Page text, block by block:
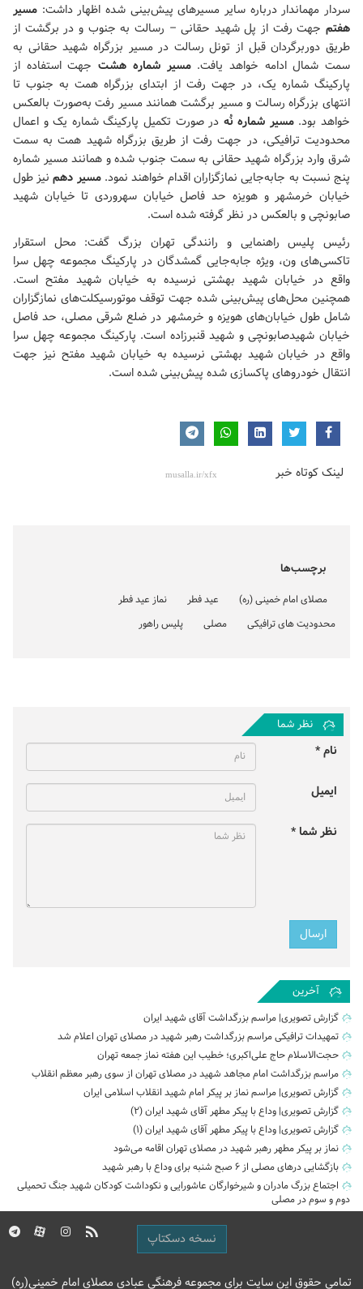
سردار مهماندار درباره سایر مسیرهای پیش‌بینی شده اظهار داشت: مسیر
هفتم جهت رفت از پل شهید حقانی – رسالت به جنوب و در برگشت از
طریق دوربرگردان قبل از تونل رسالت در مسیر بزرگراه شهید حقانی به
سمت شمال ادامه خواهد یافت.مسیر شماره هشتجهت استفاده از
پارکینگ شماره یک، در جهت رفت از ابتدای بزرگراه همت به جنوب تا
انتهای بزرگراه رسالت و مسیر برگشت همانند مسیر رفت به‌صورت بالعکس
خواهد بود.مسیر شماره نُه در صورت تکمیل پارکینگ شماره یک و اعمال
محدودیت ترافیکی، در جهت رفت از طریق بزرگراه شهید همت به سمت
شرق وارد بزرگراه شهید حقانی به سمت جنوب شده و همانند مسیر شماره
پنج نسبت به جابه‌جایی نمازگزاران اقدام خواهند نمود.مسیر دهمنیز طول
خیابان خرمشهر و هویزه حد فاصل خیابان سهروردی تا خیابان شهید
صابونچی و بالعکس در نظر گرفته شده است.
رئیس پلیس راهنمایی و رانندگی تهران بزرگ گفت: محل استقرار
تاکسی‌های ون، ویژه جابه‌جایی گمشدگان در پارکینگ مجموعه چهل سرا
واقع در خیابان شهید بهشتی نرسیده به خیابان شهید مفتح است.
همچنین محل‌های پیش‌بینی شده جهت توقف موتورسیکلت‌های نمازگزاران
شامل طول خیابان‌های هویزه و خرمشهر در ضلع شرقی مصلی، حد فاصل
خیابان شهیدصابونچی و شهید قنبرزاده است. پارکینگ مجموعه چهل سرا
واقع در خیابان شهید بهشتی نرسیده به خیابان شهید مفتح نیز جهت
انتقال خودروهای پاکسازی شده پیش‌بینی شده است.
لینک کوتاه خبر
برچسب‌ها
مصلای امام خمینی (ره) عید فطر
نماز عید فطر
محدودیت های ترافیکی
مصلی پلیس راهور
نظر شما
نام *
ایمیل
نظر شما *
آخرین
گزارش تصویری| مراسم بزرگداشت آقای شهید ایران
تمهیدات ترافیکی مراسم بزرگداشت رهبر شهید در مصلای تهران اعلام شد
حجت‌الاسلام حاج علی‌اکبری؛ خطیب این هفته نماز جمعه تهران
مراسم بزرگداشت امام مجاهد شهید در مصلای تهران از سوی رهبر معظم انقلاب
گزارش تصویری| مراسم نماز بر پیکر امام شهید انقلاب اسلامی ایران
گزارش تصویری| وداع با پیکر مطهر آقای شهید ایران (2)
گزارش تصویری| وداع با پیکر مطهر آقای شهید ایران (1)
نماز بر پیکر مطهر رهبر شهید در مصلای تهران اقامه می‌شود
بازگشایی درهای مصلی از ۶ صبح شنبه برای وداع با رهبر شهید
اجتماع بزرگ مادران و شیرخوارگان عاشورایی و نکوداشت کودکان شهید جنگ تحمیلی
دوم و سوم در مصلی
نسخه دسکتاپ
تمامی حقوق این سایت برای مجموعه فرهنگی عبادی مصلای امام خمینی(ره)